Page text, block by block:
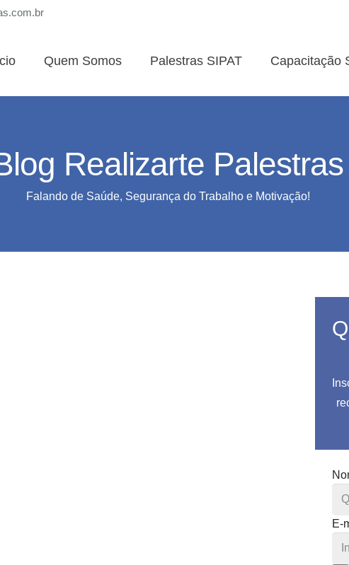
Quem Somos Palestras SIPAT Capacitação
Realizarte Palestras
Falando de Saúde, Segurança do Trabalho e Motivação!
E-